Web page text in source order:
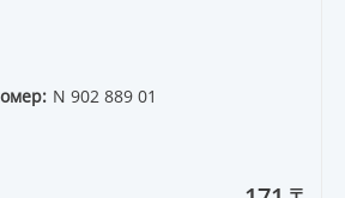
N 902 889 01